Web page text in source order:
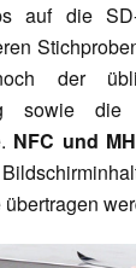
auf die
der
sowie die
NFC und